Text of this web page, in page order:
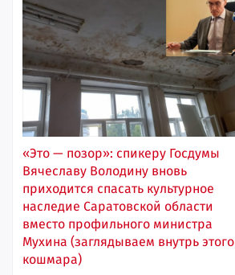
«Это — позор»: спикеру Госдумы
Вячеславу Володину вновь
приходится спасать культурное
наследие Саратовской области
вместо профильного министра
Мухина (заглядываем внутрь этого
кошмара)